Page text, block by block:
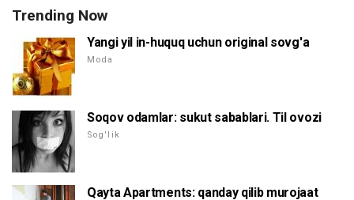
Trending Now
Yangi yil in-huquq uchun original sovg'a
Moda
Soqov odamlar: sukut sabablari. Til ovozi
Sog'lik
Qayta Apartments: qanday qilib murojaat